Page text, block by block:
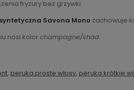
fryzury bez grzywki
Savona Mono zachowuje
nosi kolor champagne/shad.
, peruka proste włosy, peruka krótkie